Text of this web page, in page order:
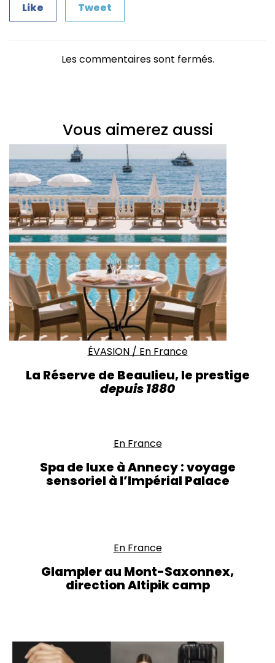
Like Tweet
Les commentaires sont fermés.
Vous aimerez aussi
ÉVASION/ En France
La Réserve de Beaulieu, le prestige
depuis 1880
En France
Spa de luxe à Annecy : voyage
sensoriel à l’Impérial Palace
En France
Glampler au Mont-Saxonnex,
direction Altipik camp